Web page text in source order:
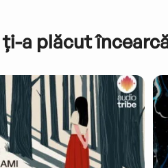
ți-a plăcut